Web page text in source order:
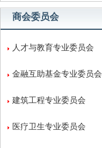
商会委员会
人才与教育专业委员会
金融互助基金专业委员会
建筑工程专业委员会
医疗卫生专业委员会